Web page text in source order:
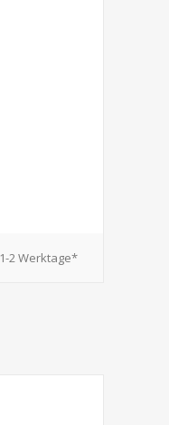
1-2 Werktage*